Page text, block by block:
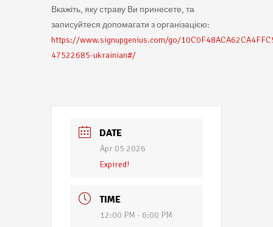
Вкажіть, яку страву Ви принесете, та
записуйтеся допомагати з організацією:
https://www.signupgenius.com/go/
47522685-ukrainian#/
DATE
Apr 05 2026
Expired!
TIME
12:00 PM - 6:00 PM